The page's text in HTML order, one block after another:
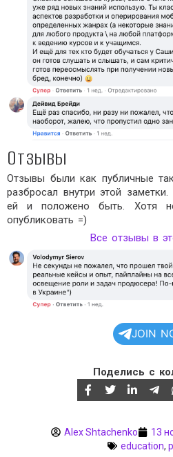
Отзывы
Отзывы были как публичные
разбросал внутри этой
ей и положено быть. Хотя
опубликовать =)
Все отзывы в
JOIN
Поделись с
Alex Shtachenko 13
education,